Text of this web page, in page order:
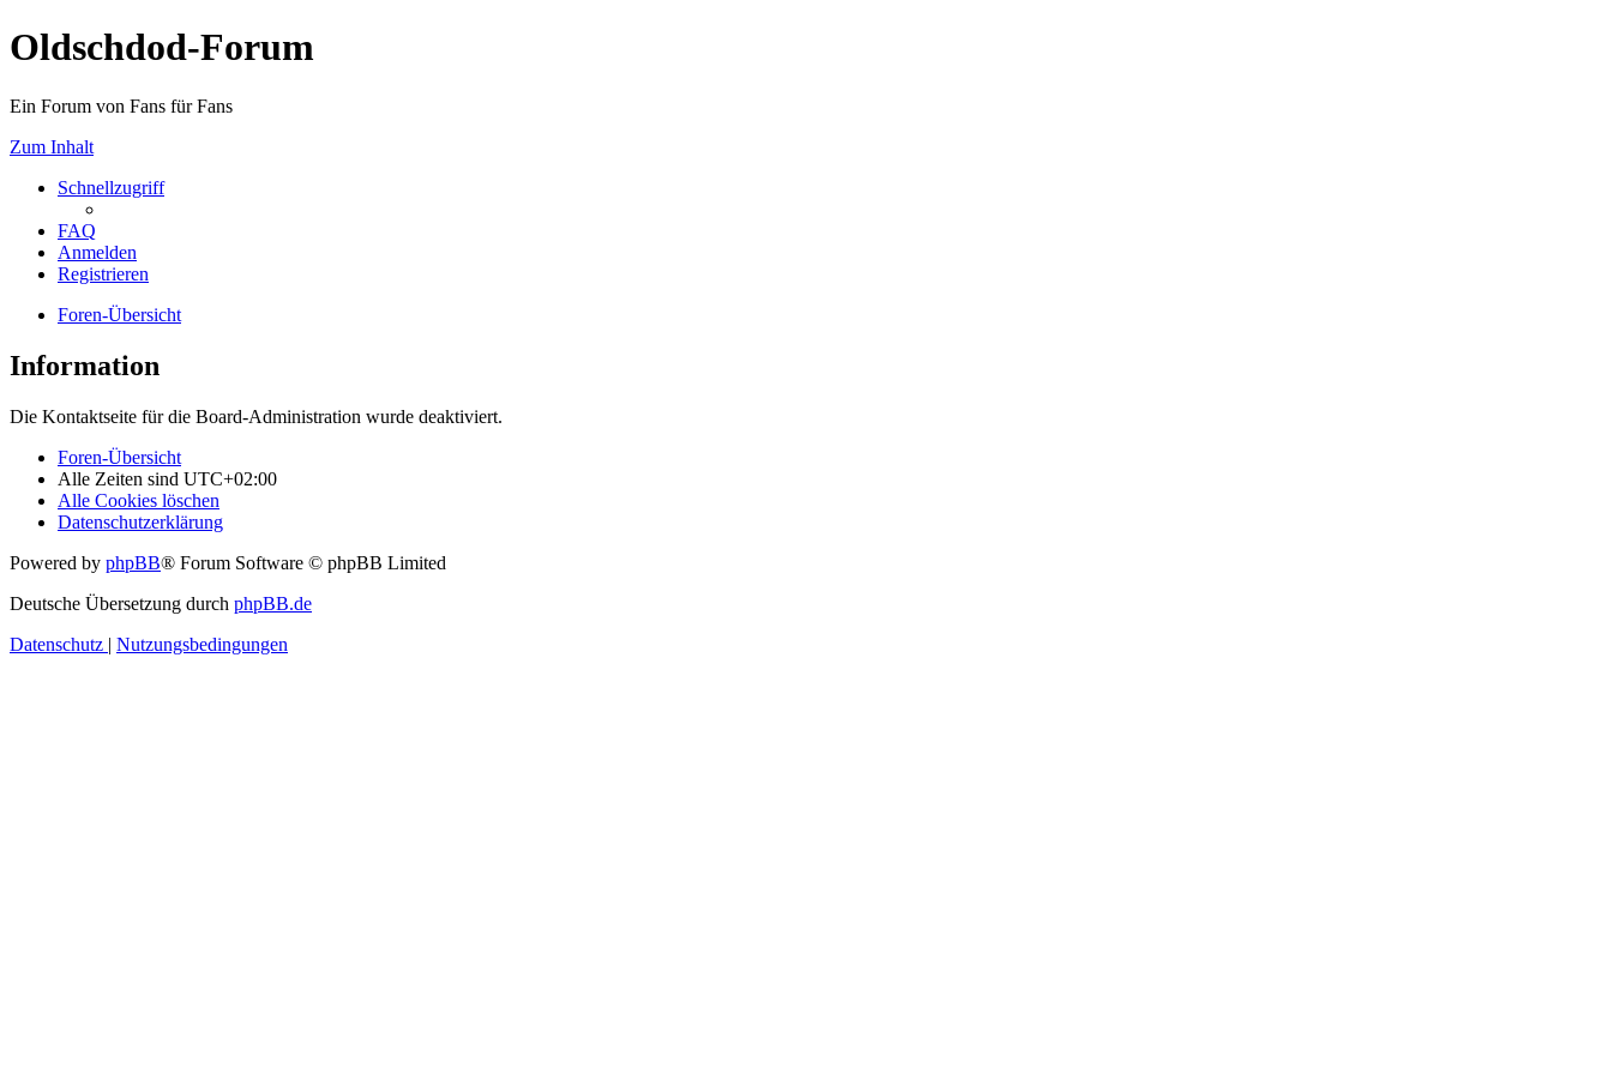
Oldschdod-Forum
Ein Forum von Fans für Fans
Zum Inhalt
Schnellzugriff
FAQ
Anmelden
Registrieren
Foren-Übersicht
Information
Die Kontaktseite für die Board-Administration wurde deaktiviert.
Foren-Übersicht
Alle Zeiten sind UTC+02:00
Alle Cookies löschen
Datenschutzerklärung
Powered by phpBB® Forum Software © phpBB Limited
Deutsche Übersetzung durch phpBB.de
Datenschutz | Nutzungsbedingungen